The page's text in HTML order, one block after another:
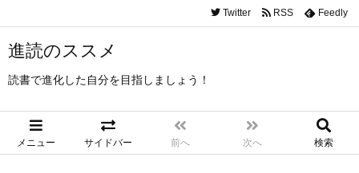
進読のススメ
読書で進化した自分を目指しましょう！
メニュー サイドバー 前へ 次へ 検索
Twitter RSS Feedly